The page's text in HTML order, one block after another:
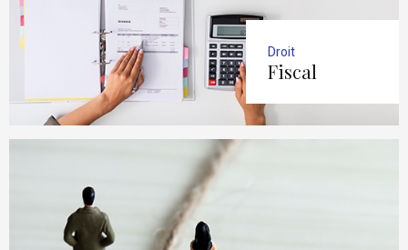
Droit
Fiscal